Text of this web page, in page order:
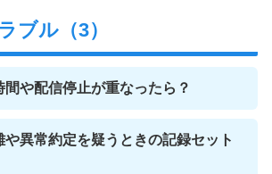
ブル（3）
間や配信停止が重なったら？
や異常約定を疑うときの記録セット